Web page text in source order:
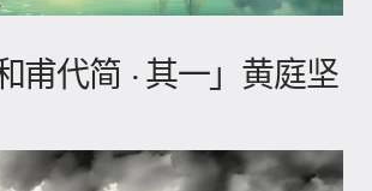
甫代简 · 其一」黄庭坚